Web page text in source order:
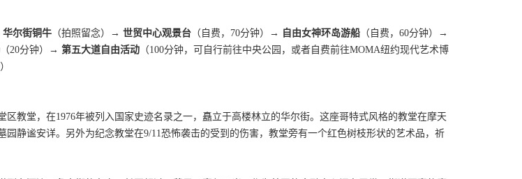
华尔街铜牛 （拍照留念）→ 世贸中心观景台 （自费，70分钟）→ 自由女神环岛游船 （自费，60分钟）→
（20分钟）→ 第五大道自由活动 （100分钟，可自行前往中央公园，或者自费前往MOMA纽约现代艺术博
教堂，在1976年被列入国家史迹名录之一，矗立于高楼林立的华尔街。这座哥特式风格的教堂在摩天
静谧安详。另外为纪念教堂在9/11恐怖袭击的受到的伤害，教堂旁有一个红色树枝形状的艺术品，祈